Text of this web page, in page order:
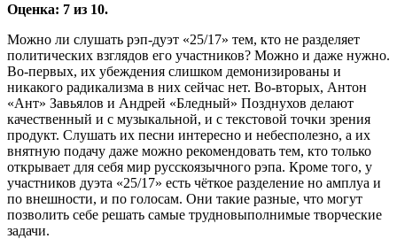
Оценка: 7 из 10.
Можно ли слушать рэп-дуэт «25/17» тем, кто не разделяет
политических взглядов его участников? Можно и даже нужно.
Во-первых, их убеждения слишком демонизированы и
никакого радикализма в них сейчас нет. Во-вторых, Антон
«Ант» Завьялов и Андрей «Бледный» Позднухов делают
качественный и с музыкальной, и с текстовой точки зрения
продукт. Слушать их песни интересно и небесполезно, а их
внятную подачу даже можно рекомендовать тем, кто только
открывает для себя мир русскоязычного рэпа. Кроме того, у
участников дуэта «25/17» есть чёткое разделение но амплуа и
по внешности, и по голосам. Они такие разные, что могут
позволить себе решать самые трудновыполнимые творческие
задачи.